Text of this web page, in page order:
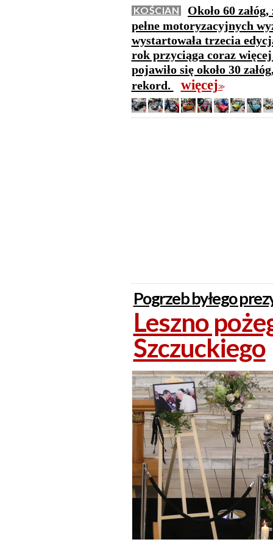
KOŚCIAN
Około 60
pełne motoryzacyjnych
wystartowała trzecia
rok przyciąga coraz
pojawiło się około 30
rekord.
więcej>>
Pogrzeb byłego
Leszno
Szczuckiego